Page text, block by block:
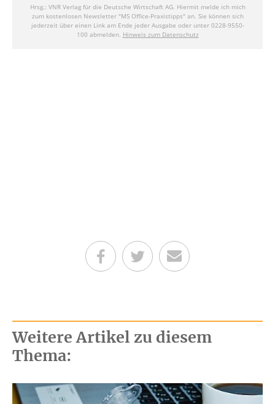
Teilen auf Facebook
Teilen auf Twitter
Per E-Mail senden
Weitere Artikel zu diesem
Thema: